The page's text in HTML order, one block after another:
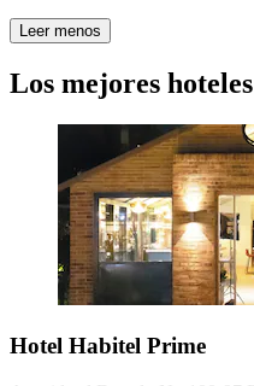
Leer menos
Los mejores
Hotel Habitel Prime